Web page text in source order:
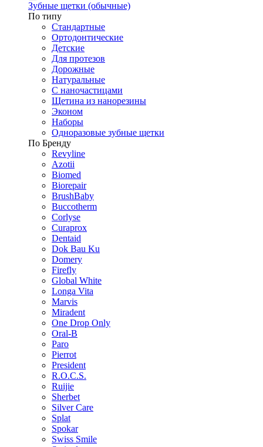
Зубные щетки (обычные)
По типу
Стандартные
Ортодонтические
Детские
Для протезов
Дорожные
Натуральные
С наночастицами
Щетина из нанорезины
Эконом
Наборы
Одноразовые зубные щетки
По Бренду
Revyline
Azotii
Biomed
Biorepair
BrushBaby
Buccotherm
Corlyse
Curaprox
Dentaid
Dok Bau Ku
Domery
Firefly
Global White
Longa Vita
Marvis
Miradent
One Drop Only
Oral-B
Paro
Pierrot
President
R.O.C.S.
Ruijie
Sherbet
Silver Care
Splat
Spokar
Swiss Smile